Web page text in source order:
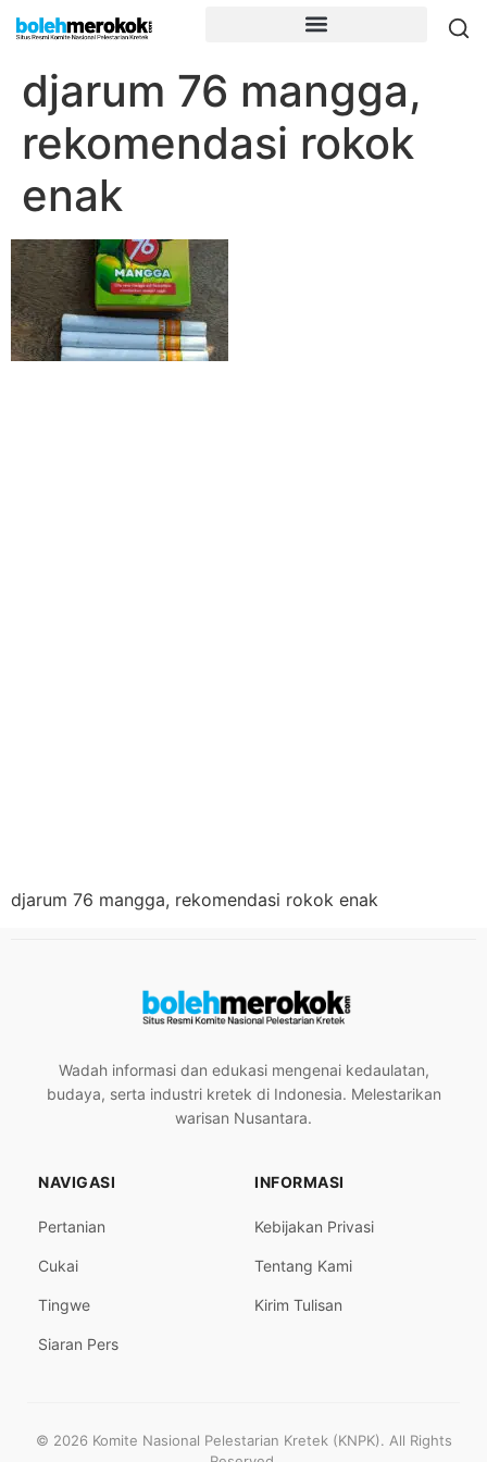
djarum 76 mangga,
rekomendasi rokok
enak
djarum 76 mangga, rekomendasi rokok enak
Wadah informasi dan edukasi mengenai kedaulatan,
budaya, serta industri kretek di Indonesia. Melestarikan
warisan Nusantara.
NAVIGASI
Pertanian
Cukai
Tingwe
Siaran Pers
INFORMASI
Kebijakan Privasi
Tentang Kami
Kirim Tulisan
© 2026 Komite Nasional Pelestarian Kretek (KNPK). All Rights